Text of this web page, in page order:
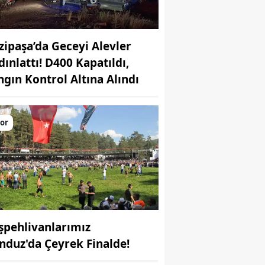
Geceyi Alevler
D400 Kapatıldı,
Kontrol Altına Alındı
Çeyrek Finalde!